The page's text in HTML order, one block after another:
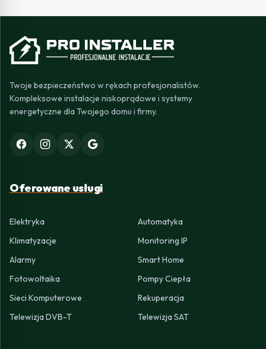
Twoje bezpieczeństwo w rękach profesjonalistów.
Kompleksowe instalacje niskoprądowe i systemy
energetyczne dla Twojego domu i firmy.
Oferowane usługi
Elektryka
Automatyka
Klimatyzacje
Monitoring IP
Alarmy
Smart Home
Fotowoltaika
Pompy Ciepła
Sieci Komputerowe
Rekuperacja
Telewizja DVB-T
Telewizja SAT